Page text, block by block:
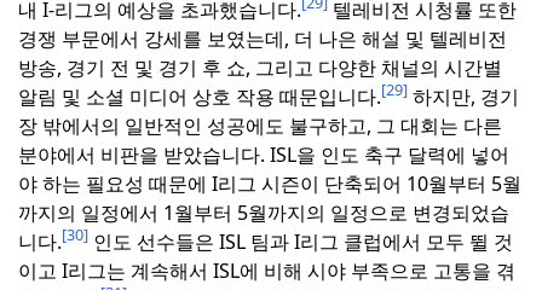
내 I-리그의 예상을 초과했습니다.
텔레비전 시청률 또한
경쟁 부문에서 강세를 보였는데, 더 나은 해설 및 텔레비전
방송, 경기 전 및 경기 후 쇼, 그리고 다양한 채널의 시간별
알림 및 소셜 미디어 상호 작용 때문입니다.[29] 하지만, 경기
장 밖에서의 일반적인 성공에도 불구하고, 그 대회는 다른
분야에서 비판을 받았습니다. ISL을 인도 축구 달력에 넣어
야 하는 필요성 때문에 I리그 시즌이 단축되어 10월부터 5월
까지의 일정에서 1월부터 5월까지의 일정으로 변경되었습
니다.[30] 인도 선수들은 ISL 팀과 I리그 클럽에서 모두 뛸 것
이고 I리그는 계속해서 ISL에 비해 시야 부족으로 고통을 겪